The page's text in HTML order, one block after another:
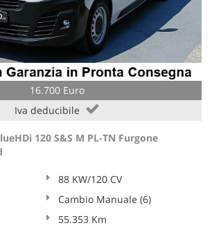
16.700 Euro
Iva deducibile
120 S&S M PL-TN Furgone
88 KW/120 CV
Cambio Manuale (6)
55.353 Km